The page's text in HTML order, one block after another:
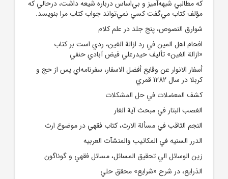
که مطالبي شبهه‌آميز و بي‌اساس درباره شيعه داشت، درحالي که
مؤلف کتاب مي‌گفت کسي نمي‌تواند جواب کتاب مرا بنويسد.
شوارق النصوص، پنج جلد در علم کلام
افحام اهل المين في رد ازالة الغين، ردي است بر کتاب
«ازالة الغين» تأليف حيدرعلي فيض آبادي حنفي
أسفار الانوار عن وقايع أفضل الاسفار، سفرنامه‌اي پس از حج و
کربلا در سال 1282 قمري
کشف المعضلات في حل المشکلات
الغصب البتار في مبحث آية الغار
النجم الثاقب في مسألة الارث، کتاب فقهي در موضوع ارث
الدرر السنيه في المکاتيب والمنشآت العربيه
زين الوسائل الي تحقيق المسائل، مسائل فقهي و گوناگون
الذرايع، در شرح «شرايع» محقق حلي